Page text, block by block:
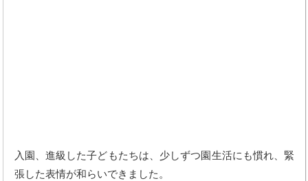
入園、進級した子どもたちは、少しずつ園生活にも慣れ、緊
張した表情が和らいできました。